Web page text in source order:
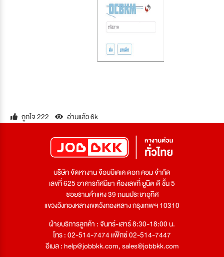
ถูกใจ 222 อ่านแล้ว 6k
บริษัท จัดหางาน จ๊อบบีเคเค ดอท คอม จำกัด
เลขที่ 625 อาคารทัศนียา ห้องเลขที่ ยูนิต ดี ชั้น 5
ซอยรามคำแหง 39 ถนนประชาอุทิศ
แขวงวังทองหลางเขตวังทองหลาง กรุงเทพฯ 10310
ฝ่ายบริการลูกค้า : จันทร์-เสาร์ 8:30-18:00 น.
โทร : 02-514-7474 แฟ็กซ์ 02-514-7447
อีเมล :help@jobbkk.com,sales@jobbkk.com